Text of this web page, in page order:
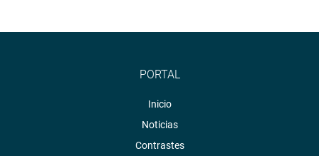
PORTAL
Inicio
Noticias
Contrastes